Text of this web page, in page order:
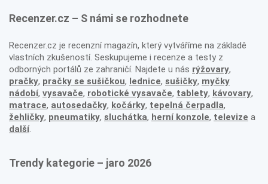
Recenzer.cz – S námi se rozhodnete
Recenzer.cz je recenzní magazín, který vytváříme na základě
vlastních zkušeností. Seskupujeme i recenze a testy z
odborných portálů ze zahraničí. Najdete u nás rýžovary,
pračky, pračky se sušičkou, lednice, sušičky, myčky
nádobí, vysavače, robotické vysavače, tablety, kávovary,
matrace, autosedačky, kočárky, tepelná čerpadla,
žehličky, pneumatiky, sluchátka, herní konzole, televize a
další.
Trendy kategorie – jaro 2026